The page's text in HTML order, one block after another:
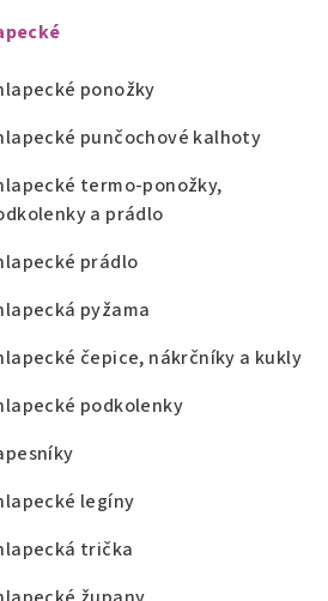
ponožky
punčochové kalhoty
termo-ponožky,
a prádlo
prádlo
pyžama
čepice, nákrčníky a kukly
podkolenky
legíny
trička